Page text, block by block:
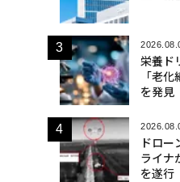
栄養ド
「老
を発見
ドロ
ライナ
を遂行